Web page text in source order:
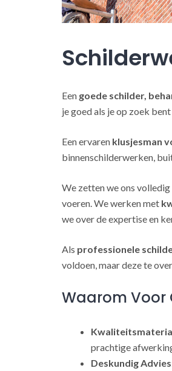
Een goede schilder,
je goed als je op zoek
Een ervaren klusjesman
binnenschilderwerken,
We zetten we ons
voeren. We werken met
we over de expertise en
Als professionele
voldoen, maar deze te
Waarom Voor
prachtige
Deskundig